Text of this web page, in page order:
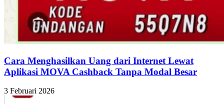
Cara Menghasilkan Uang dari Internet Lewat
Aplikasi MOVA Cashback Tanpa Modal Besar
3 Februari 2026